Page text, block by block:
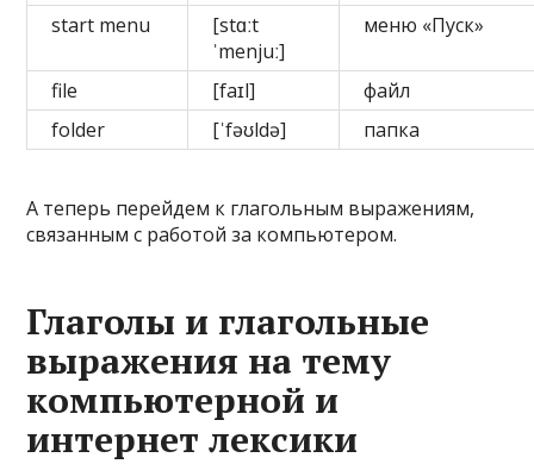
start menu
[stɑːt
ˈmenjuː]
меню «Пуск»
file [faɪl]
файл
folder
[ˈfəʊldə] папка
А теперь перейдем к глагольным выражениям,
связанным с работой за компьютером.
Глаголы и глагольные
выражения на тему
компьютерной и
интернет лексики